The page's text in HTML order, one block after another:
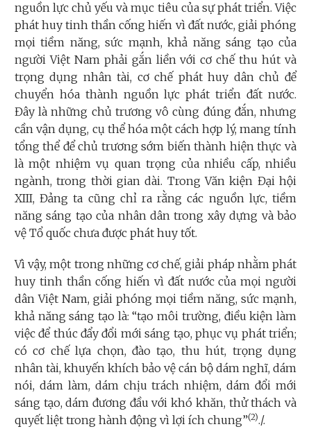
nguồn lực chủ yếu và mục tiêu của sự phát triển. Việc
phát huy tinh thần cống hiến vì đất nước, giải phóng
mọi tiềm năng, sức mạnh, khả năng sáng tạo của
người Việt Nam phải gắn liền với cơ chế thu hút và
trọng dụng nhân tài, cơ chế phát huy dân chủ để
chuyển hóa thành nguồn lực phát triển đất nước.
Đây là những chủ trương vô cùng đúng đắn, nhưng
cần vận dụng, cụ thể hóa một cách hợp lý, mang tính
tổng thể để chủ trương sớm biến thành hiện thực và
là một nhiệm vụ quan trọng của nhiều cấp, nhiều
ngành, trong thời gian dài. Trong Văn kiện Đại hội
XIII, Đảng ta cũng chỉ ra rằng các nguồn lực, tiềm
năng sáng tạo của nhân dân trong xây dựng và bảo
vệ Tổ quốc chưa được phát huy tốt.
Vì vậy, một trong những cơ chế, giải pháp nhằm phát
huy tinh thần cống hiến vì đất nước của mọi người
dân Việt Nam, giải phóng mọi tiềm năng, sức mạnh,
khả năng sáng tạo là: “tạo môi trường, điều kiện làm
việc để thúc đẩy đổi mới sáng tạo, phục vụ phát triển;
có cơ chế lựa chọn, đào tạo, thu hút, trọng dụng
nhân tài, khuyến khích bảo vệ cán bộ dám nghĩ, dám
nói, dám làm, dám chịu trách nhiệm, dám đổi mới
sáng tạo, dám đương đầu với khó khăn, thử thách và
quyết liệt trong hành động vì lợi ích chung”(2)./.